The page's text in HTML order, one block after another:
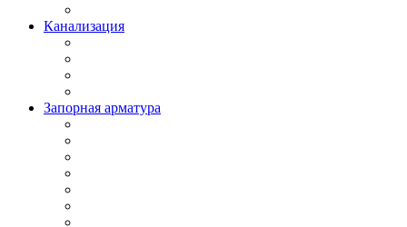
Канализация
Запорная арматура